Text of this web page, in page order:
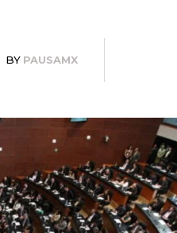
BY PAUSAMX